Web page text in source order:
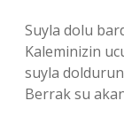
Suyla dolu
Kaleminizin
suyla
Berrak su